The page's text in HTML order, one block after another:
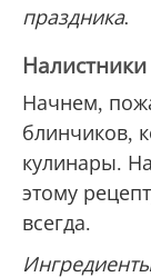
праздника.
Налистники
Начнем,
блинчиков,
кулинары.
этому
всегда.